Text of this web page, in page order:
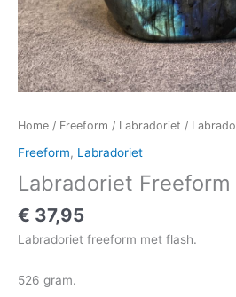
Home / Freeform / Labradoriet /
Freeform, Labradoriet
Labradoriet Freeform
€ 37,95
Labradoriet freeform met flash.
526 gram.